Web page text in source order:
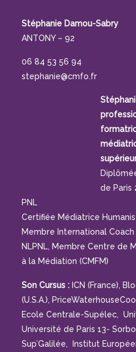
Stéphanie Damou-Sabry
ANTONY – 92
06 84 53 56 94
stephanie@cmfo.fr
de Paris
PNL
Certifiée Médiatrice
Membre International
NLPNL, Membre Centre de
à la Médiation (CMFM)
Son Cursus : ICN (France),
(U.S.A.),
Ecole Centrale-Supélec,
Université de Paris 13-
Sup’Galilée, Institut